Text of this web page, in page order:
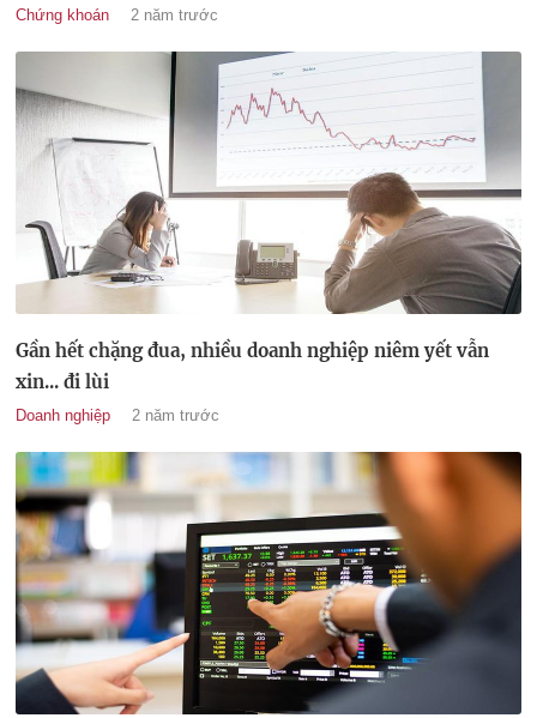
Chứng khoán 2 năm trước
Gần hết chặng đua, nhiều doanh nghiệp niêm yết vẫn
xin... đi lùi
Doanh nghiệp 2 năm trước